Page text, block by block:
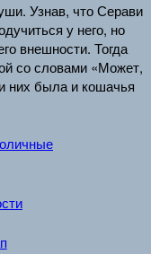
Узнав, что Серави
у него, но
внешности. Тогда
со словами «Может,
них была и кошачья